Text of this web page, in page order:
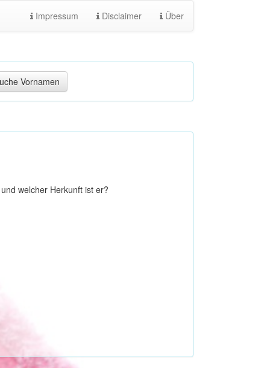
Impressum Disclaimer Über
welcher Herkunft ist er?